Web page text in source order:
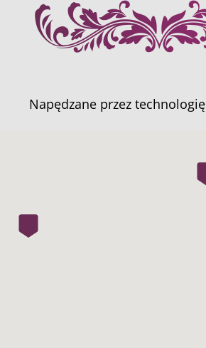
Napędzane przez technologię